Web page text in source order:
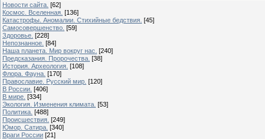
Новости сайта. [62]
Космос. Вселенная. [136]
Катастрофы. Аномалии. Стихийные бедствия. [45]
Самосовершенство. [59]
Здоровье. [228]
Непознанное. [84]
Наша планета. Мир вокруг нас. [240]
Предсказания. Пророчества. [38]
История. Археология. [108]
Флора. Фауна. [170]
Православие. Русский мир. [120]
В России. [406]
В мире. [334]
Экология. Изменения климата. [53]
Политика. [488]
Происшествия. [249]
Юмор. Сатира. [340]
Враги России [21]